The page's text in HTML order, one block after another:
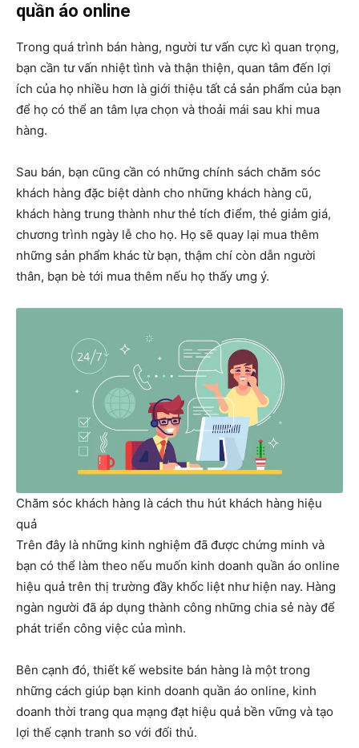
quần áo online
Trong quá trình bán hàng, người tư vấn cực kì quan trọng,
bạn cần tư vấn nhiệt tình và thận thiện, quan tâm đến lợi
ích của họ nhiều hơn là giới thiệu tất cả sản phẩm của bạn
để họ có thể an tâm lựa chọn và thoải mái sau khi mua
hàng.
Sau bán, bạn cũng cần có những chính sách chăm sóc
khách hàng đặc biệt dành cho những khách hàng cũ,
khách hàng trung thành như thẻ tích điểm, thẻ giảm giá,
chương trình ngày lễ cho họ. Họ sẽ quay lại mua thêm
những sản phẩm khác từ bạn, thậm chí còn dẫn người
thân, bạn bè tới mua thêm nếu họ thấy ưng ý.
Chăm sóc khách hàng là cách thu hút khách hàng hiệu
quả
Trên đây là những kinh nghiệm đã được chứng minh và
bạn có thể làm theo nếu muốn kinh doanh quần áo online
hiệu quả trên thị trường đầy khốc liệt như hiện nay. Hàng
ngàn người đã áp dụng thành công những chia sẻ này để
phát triển công việc của mình.
Bên cạnh đó, thiết kế website bán hàng là một trong
những cách giúp bạn kinh doanh quần áo online, kinh
doanh thời trang qua mạng đạt hiệu quả bền vững và tạo
lợi thế cạnh tranh so với đối thủ.